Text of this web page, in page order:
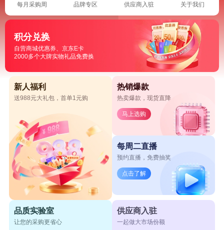
每月采购周 品牌专区 供应商入驻 关于我们
积分兑换
自营商城优惠券、京东E卡
2000多个大牌实物礼品免费换
新人福利
送988元大礼包，首单1元购
热销爆款
热卖爆款，现货直降
马上选购
每周二直播
预约直播，免费抽奖
点击了解
品质实验室
让您的采购更省心
供应商入驻
一起做大市场份额